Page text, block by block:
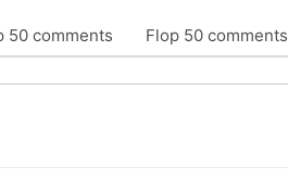
50 comments Flop 50 comments